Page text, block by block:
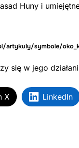
Huny i
artykuly/symbole/
się w jego
X LinkedIn